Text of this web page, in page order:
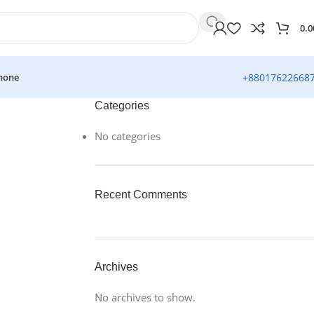
Categories
No categories
Recent Comments
Archives
No archives to show.